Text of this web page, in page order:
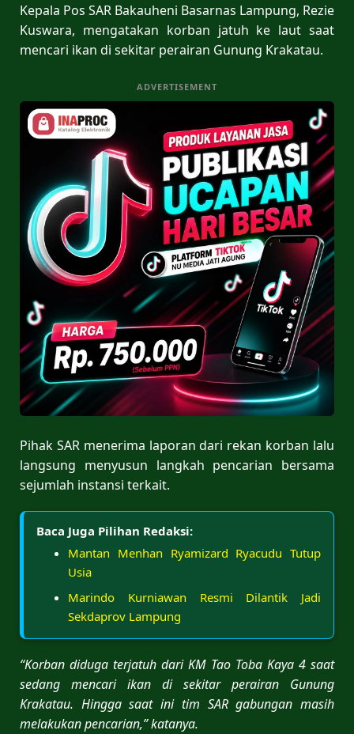
Kepala Pos SAR Bakauheni Basarnas Lampung, Rezie
Kuswara, mengatakan korban jatuh ke laut saat
mencari ikan di sekitar perairan Gunung Krakatau.
ADVERTISEMENT
Pihak SAR menerima laporan dari rekan korban lalu
langsung menyusun langkah pencarian bersama
sejumlah instansi terkait.
Baca Juga Pilihan Redaksi:
Mantan Menhan Ryamizard Ryacudu Tutup
Usia
Marindo Kurniawan Resmi Dilantik Jadi
Sekdaprov Lampung
“Korban diduga terjatuh dari KM Tao Toba Kaya 4 saat
sedang mencari ikan di sekitar perairan Gunung
Krakatau. Hingga saat ini tim SAR gabungan masih
melakukan pencarian,” katanya.